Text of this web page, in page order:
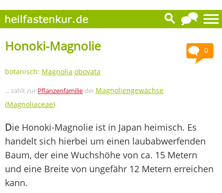
0
Honoki-Magnolie
botanisch: Magnolia obovata
... zählt zur Pflanzenfamilie der Magnoliengewächse
(Magnoliaceae)
Die Honoki-Magnolie ist in Japan heimisch. Es
handelt sich hierbei um einen laubabwerfenden
Baum, der eine Wuchshöhe von ca. 15 Metern
und eine Breite von ungefähr 12 Metern erreichen
kann.